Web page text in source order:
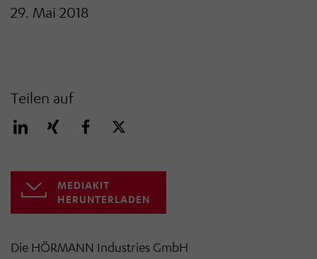
29. Mai 2018
Teilen auf
MEDIAKIT
HERUNTERLADEN
Die HÖRMANN Industries GmbH